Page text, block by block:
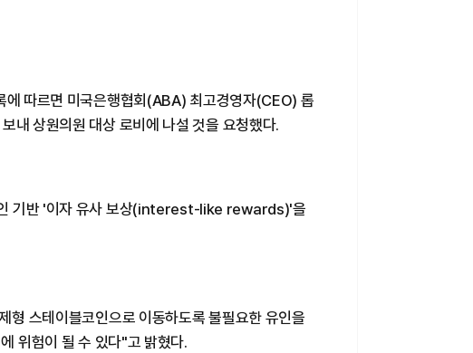
에 따르면 미국은행협회(ABA) 최고경영자(CEO) 롭
내 상원의원 대상 로비에 나설 것을 요청했다.
인 기반 '이자 유사 보상(interest-like rewards)'을
형 스테이블코인으로 이동하도록 불필요한 유인을
위험이 될 수 있다"고 밝혔다.